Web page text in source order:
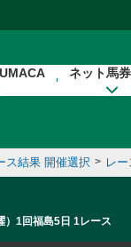
ネット馬
ス結果 開催選択 > レ
1回福島5日 1レース